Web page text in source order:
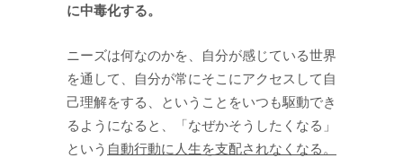
に中毒化する。
ニーズは何なのかを、自分が感じている世界
を通して、自分が常にそこにアクセスして自
己理解をする、ということをいつも駆動でき
るようになると、「なぜかそうしたくなる」
という 自動行動に人生を支配されなくなる。